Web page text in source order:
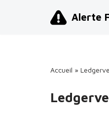
Alerte
Accueil »